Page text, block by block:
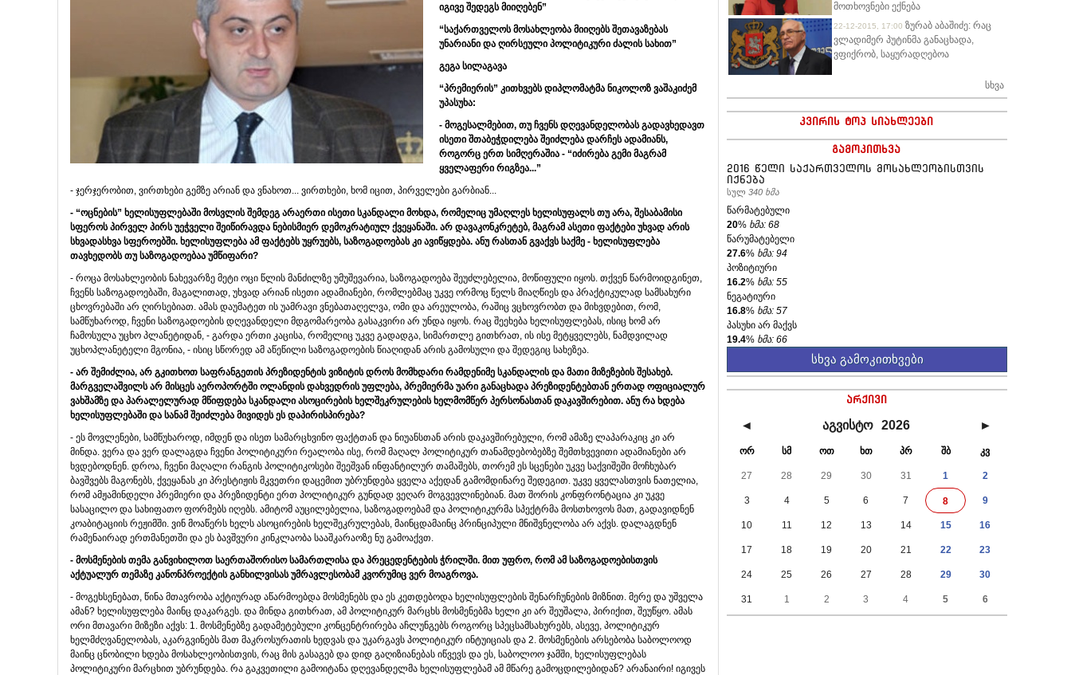
იგივე შედეგს მიიღებენ”
“საქართველოს მოსახლეობა მიიღებს შეთავაზებას
უნარიანი და ღირსეული პოლიტიკური ძალის სახით”
გეგა სილაგავა
“პრემიერის” კითხვებს დიპლომატმა ნიკოლოზ ვაშაკიძემ
უპასუხა:
- მოგესალმებით, თუ ჩვენს დღევანდელობას გადავხედავთ
ისეთი შთაბეჭდილება შეიძლება დარჩეს ადამიანს,
როგორც ერთ სიმღერაშია - “იძირება გემი მაგრამ
ყველაფერი რიგზეა...”
- ჯერჯერობით, ვირთხები გემზე არიან და ვნახოთ... ვირთხები, ხომ იცით, პირველები გარბიან...
- “ოცნების” ხელისუფლებაში მოსვლის შემდეგ არაერთი ისეთი სკანდალი მოხდა, რომელიც უმაღლეს ხელისუფალს თუ არა, შესაბამისი
სფეროს პირველ პირს უეჭველი შეიწირავდა ნებისმიერ დემოკრატიულ ქვეყანაში. არ დავაკონკრეტებ, მაგრამ ასეთი ფაქტები უხვად არის
სხვადასხვა სფეროებში. ხელისუფლება ამ ფაქტებს უყრუებს, საზოგადოებას კი ავიწყდება. ანუ რასთან გვაქვს საქმე - ხელისუფლება
თავხედობს თუ საზოგადოებაა უმწიფარი?
- როცა მოსახლეობის ნახევარზე მეტი ოცი წლის მანძილზე უმუშევარია, საზოგადოება შეუძლებელია, მოწიფული იყოს. თქვენ წარმოიდგინეთ,
ჩვენს საზოგადოებაში, მაგალითად, უხვად არიან ისეთი ადამიანები, რომლებმაც უკვე ორმოც წელს მიაღწიეს და პრაქტიკულად სამსახური
ცხოვრებაში არ ღირსებიათ. ამას დაუმატეთ ის უამრავი ვნებათაღელვა, ომი და არეულობა, რაშიც ვცხოვრობთ და მიხვდებით, რომ,
სამწუხაროდ, ჩვენი საზოგადოების დღევანდელი მდგომარეობა გასაკვირი არ უნდა იყოს. რაც შეეხება ხელისუფლებას, ისიც ხომ არ
ჩამოსულა უცხო პლანეტიდან, - გარდა ერთი კაცისა, რომელიც უკვე გადადგა, სიმართლე გითხრათ, ის ისე მეტყველებს, ნამდვილად
უცხოპლანეტელი მგონია, - ისიც სწორედ ამ აწეწილი საზოგადოების წიაღიდან არის გამოსული და შედეგიც სახეზეა.
- არ შემიძლია, არ გკითხოთ საფრანგეთის პრეზიდენტის ვიზიტის დროს მომხდარი რამდენიმე სკანდალის და მათი მიზეზების შესახებ.
მარგველაშვილს არ მისცეს აეროპორტში ოლანდის დახვედრის უფლება, პრემიერმა უარი განაცხადა პრეზიდენტებთან ერთად ოფიციალურ
ვახშამზე და პარალელურად მწიფდება სკანდალი ასოცირების ხელშეკრულების ხელმომწერ პერსონასთან დაკავშირებით. ანუ რა ხდება
ხელისუფლებაში და სანამ შეიძლება მივიდეს ეს დაპირისპირება?
- ეს მოვლენები, სამწუხაროდ, იმდენ და ისეთ სამარცხვინო ფაქტთან და ნიუანსთან არის დაკავშირებული, რომ ამაზე ლაპარაკიც კი არ
მინდა. ვერა და ვერ დალაგდა ჩვენი პოლიტიკური რეალობა ისე, რომ მაღალ პოლიტიკურ თანამდებობებზე შემთხვევითი ადამიანები არ
ხვდებოდნენ. დროა, ჩვენი მაღალი რანგის პოლიტიკოსები შეეშვან ინფანტილურ თამაშებს, თორემ ეს სცენები უკვე საქვიშეში მოჩხუბარ
ბავშვებს მაგონებს, ქვეყანას კი პრესტიჟის მკვეთრი დაცემით უბრუნდება ყველა აქედან გამომდინარე შედეგით. უკვე ყველასთვის ნათელია,
რომ ამჟამინდელი პრემიერი და პრეზიდენტი ერთ პოლიტიკურ გუნდად ვეღარ მოგვევლინებიან. მათ შორის კონფრონტაცია კი უკვე
სასაცილო და სახიფათო ფორმებს იღებს. ამიტომ აუცილებელია, საზოგადოებამ და პოლიტიკურმა სპექტრმა მოსთხოვოს მათ, გადავიდნენ
კოაბიტაციის რეჟიმში. ვინ მოაწერს ხელს ასოცირების ხელშეკრულებას, მაინცდამაინც პრინციპული მნიშვნელობა არ აქვს. დალაგდნენ
რამენაირად ერთმანეთში და ეს ბავშვური კინკლაობა სააშკარაოზე ნუ გამოაქვთ.
- მოსმენების თემა განვიხილოთ საერთაშორისო სამართლისა და პრეცედენტების ჭრილში. მით უფრო, რომ ამ საზოგადოებისთვის
აქტუალურ თემაზე კანონპროექტის განხილვისას უმრავლესობამ კვორუმიც ვერ მოაგროვა.
- მოგეხსენებათ, წინა მთავრობა აქტიურად აწარმოებდა მოსმენებს და ეს კეთდებოდა ხელისუფლების შენარჩუნების მიზნით. მერე და უშველა
ამან? ხელისუფლება მაინც დაკარგეს. და მინდა გითხრათ, ამ პოლიტიკურ მარცხს მოსმენებმა ხელი კი არ შეუშალა, პირიქით, შეუწყო. ამას
ორი მთავარი მიზეზი აქვს: 1. მოსმენებზე გადამეტებული კონცენტრირება აჩლუნგებს როგორც სპეცსამსახურებს, ასევე, პოლიტიკურ
ხელმძღვანელობას, აკარგვინებს მათ მაკროსურათის ხედვას და უკარგავს პოლიტიკურ ინტუიციას და 2. მოსმენების არსებობა საბოლოოდ
მაინც ცნობილი ხდება მოსახლეობისთვის, რაც მის გასაგებ და დიდ გაღიზიანებას იწვევს და ეს, საბოლოო ჯამში, ხელისუფლებას
პოლიტიკური მარცხით უბრუნდება. რა გაკვეთილი გამოიტანა დღევანდელმა ხელისუფლებამ ამ მწარე გამოცდილებიდან? არანაირი! იგივეს
მოთხოვნები ექნება
22-12-2015, 17:00 ზურაბ აბაშიძე: რაც
ვლადიმერ პუტინმა განაცხადა,
ვფიქრობ, საყურადღებოა
სხვა
კვირის ტოპ სიახლეები
გამოკითხვა
2016 წელი საქართველოს მოსახლეობისთვის
იქნება
სულ 340 ხმა
წარმატებული
20% ხმა: 68
წარუმატებელი
27.6% ხმა: 94
პოზიტიური
16.2% ხმა: 55
ნეგატიური
16.8% ხმა: 57
პასუხი არ მაქვს
19.4% ხმა: 66
სხვა გამოკითხვები
არქივი
◄ აგვისტო 2026 ►
ორ სმ ოთ ხთ პრ შბ კვ
27 28 29 30 31 1 2
3 4 5 6 7 8 9
10 11 12 13 14 15 16
17 18 19 20 21 22 23
24 25 26 27 28 29 30
31 1 2 3 4 5 6